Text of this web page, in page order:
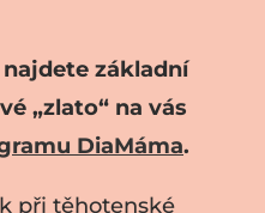
základní
„zlato“ na vás
DiaMáma.
při těhotenské